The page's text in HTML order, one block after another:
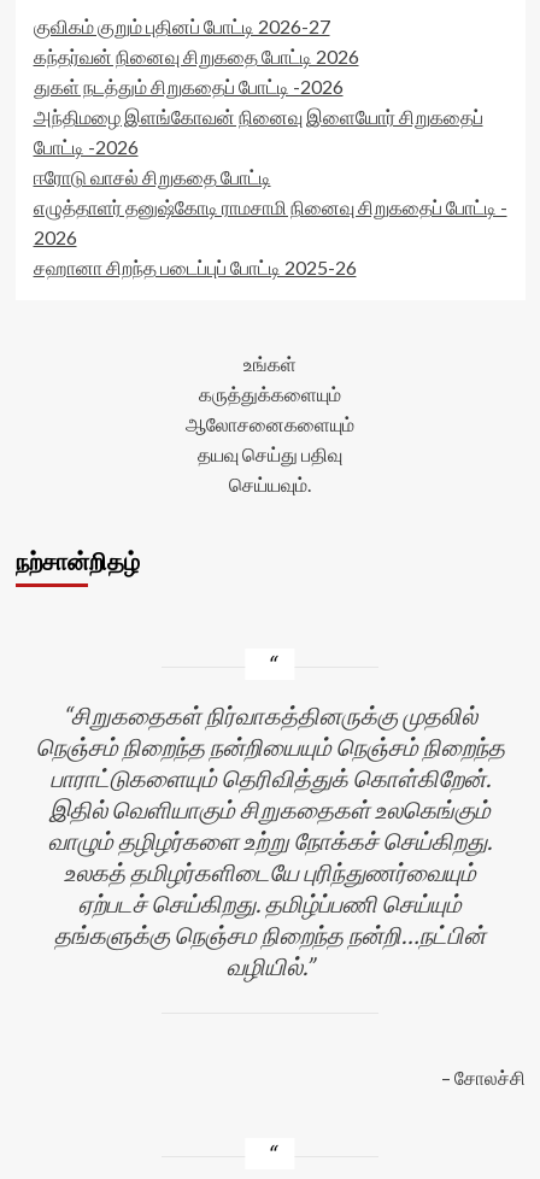
starsize='16'
data-
rater-
postid='29419'
data-
rater-
readonly='true'
data-
readonly-
</div>
குவிகம் குறும் புதினப் போட்டி 2026-27
கந்தர்வன் நினைவு சிறுகதை போட்டி 2026
துகள் நடத்தும் சிறுகதைப் போட்டி -2026
அந்திமழை இளங்கோவன் நினைவு இளையோர் சிறுகதைப்
போட்டி -2026
ஈரோடு வாசல் சிறுகதை போட்டி
எழுத்தாளர் தனுஷ்கோடி ராமசாமி நினைவு சிறுகதைப் போட்டி -
2026
சஹானா சிறந்த படைப்புப் போட்டி 2025-26
உங்கள்
கருத்துக்களையும்
ஆலோசனைகளையும்
தயவு செய்து பதிவு
செய்யவும்.
நற்சான்றிதழ்
சிறுகதைகள் நிர்வாகத்தினருக்கு முதலில்
நெஞ்சம் நிறைந்த நன்றியையும் நெஞ்சம் நிறைந்த
பாராட்டுகளையும் தெரிவித்துக் கொள்கிறேன்.
இதில் வெளியாகும் சிறுகதைகள் உலகெங்கும்
வாழும் தழிழர்களை உற்று நோக்கச் செய்கிறது.
உலகத் தமிழர்களிடையே புரிந்துணர்வையும்
ஏற்படச் செய்கிறது. தமிழ்ப்பணி செய்யும்
தங்களுக்கு நெஞ்சம நிறைந்த நன்றி…நட்பின்
வழியில்.
சோலச்சி